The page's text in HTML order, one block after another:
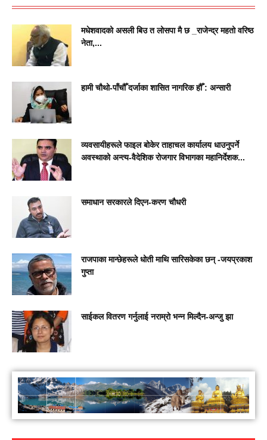
मधेशवादको असली बिउ त लोसपा मै छ _राजेन्द्र महतो वरिष्ठ
नेता,...
हामी चौथो-पाँचौँ दर्जाका शासित नागरिक हौँ : अन्सारी
व्यवसायीहरूले फाइल बोकेर ताहाचल कार्यालय धाउनुपर्ने
अवस्थाको अन्त्य-वैदेशिक रोजगार विभागका महानिर्देशक...
समाधान सरकारले दिएन-करण चौधरी
राजपाका मान्छेहरूले धोती माथि सारिसकेका छन् -जयप्रकाश
गुप्ता
साईकल वितरण गर्नुलाई नराम्रो भन्न मिल्दैन-अन्जु झा